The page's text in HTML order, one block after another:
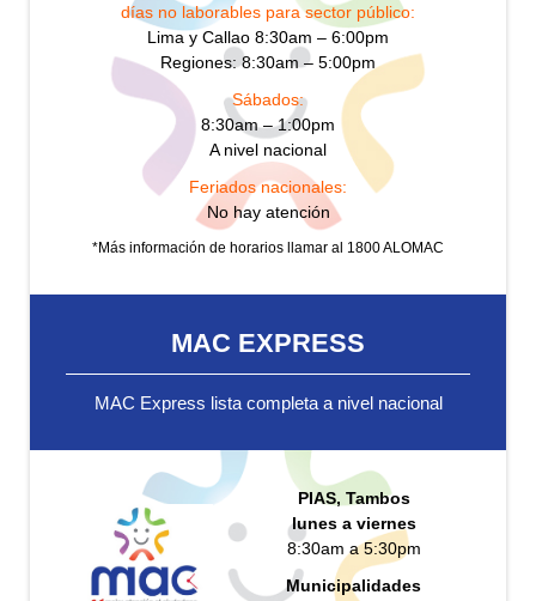
días no laborables para sector público:
Lima y Callao 8:30am – 6:00pm
Regiones: 8:30am – 5:00pm
Sábados:
8:30am – 1:00pm
A nivel nacional
Feriados nacionales:
No hay atención
*Más información de horarios llamar al 1800 ALOMAC
MAC EXPRESS
MAC Express lista completa a nivel nacional
PIAS, Tambos
lunes a viernes
8:30am a 5:30pm
Municipalidades